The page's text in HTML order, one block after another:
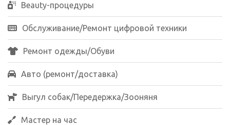
Beauty-процедуры
Обслуживание/Ремонт цифровой техники
Ремонт одежды/Обуви
Авто (ремонт/доставка)
Выгул собак/Передержка/Зооняня
Мастер на час